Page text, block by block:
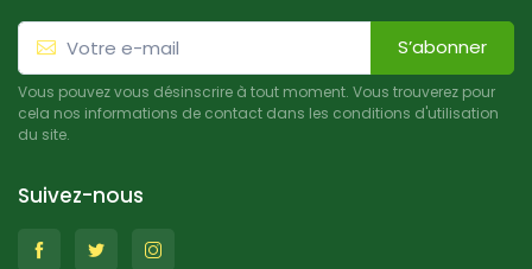
S’abonner
Vous pouvez vous désinscrire à tout moment. Vous trouverez pour
cela nos informations de contact dans les conditions d'utilisation
du site.
Suivez-nous